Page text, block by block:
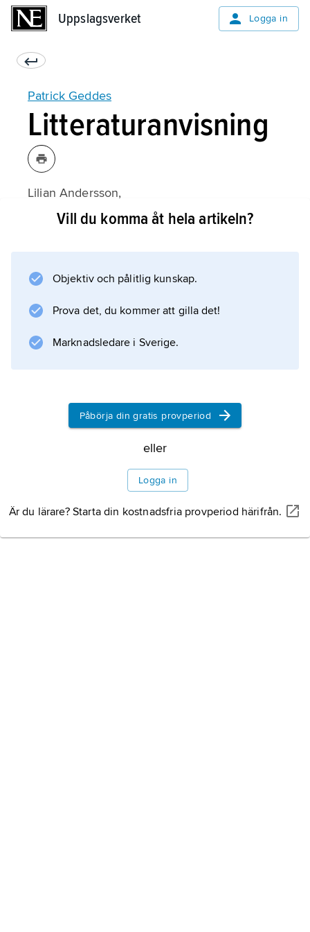
Uppslagsverket Logga in
Patrick Geddes
Litteraturanvisning
Lilian Andersson,
Mellan byråkrati och laissez faire
Vill du komma åt hela artikeln?
Objektiv och pålitlig kunskap.
Prova det, du kommer att gilla det!
Marknadsledare i Sverige.
Påbörja din gratis provperiod
eller
Logga in
Är du lärare? Starta din kostnadsfria provperiod härifrån.